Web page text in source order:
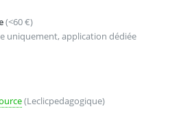
(<60 €)
uniquement, application dédiée
(Leclicpedagogique)